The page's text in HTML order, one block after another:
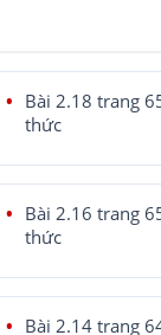
Bài 2.18 trang
thức
Bài 2.16 trang
thức
Bài 2.14 trang